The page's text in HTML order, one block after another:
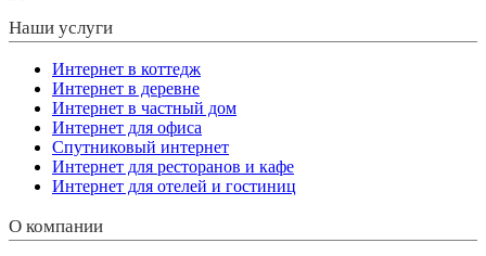
Наши услуги
Интернет в коттедж
Интернет в деревне
Интернет в частный дом
Интернет для офиса
Спутниковый интернет
Интернет для ресторанов и кафе
Интернет для отелей и гостиниц
О компании